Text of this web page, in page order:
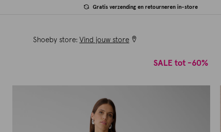
Gratis verzending en retourneren in-store
Shoeby store: Vind jouw store
SALE tot -60%